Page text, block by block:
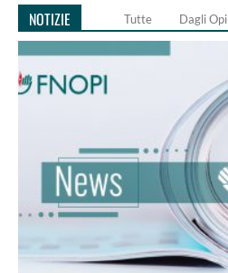
NOTIZIE Tutte Dagli Opi